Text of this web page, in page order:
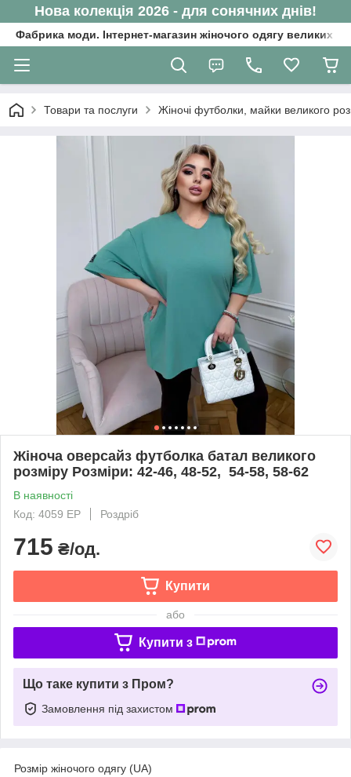
Нова колекція 2026 - для сонячних днів!
Фабрика моди. Інтернет-магазин жіночого одягу великих
Товари та послуги Жіночі футболки, майки великого
Жіноча оверсайз футболка батал великого
розміру Розміри: 42-46, 48-52, 54-58, 58-62
В наявності
Код: 4059 ЕР
Роздріб
715 ₴/од.
Купити
або
Купити з
Що таке купити з Пром?
Замовлення під захистом
Розмір жіночого одягу (UA)